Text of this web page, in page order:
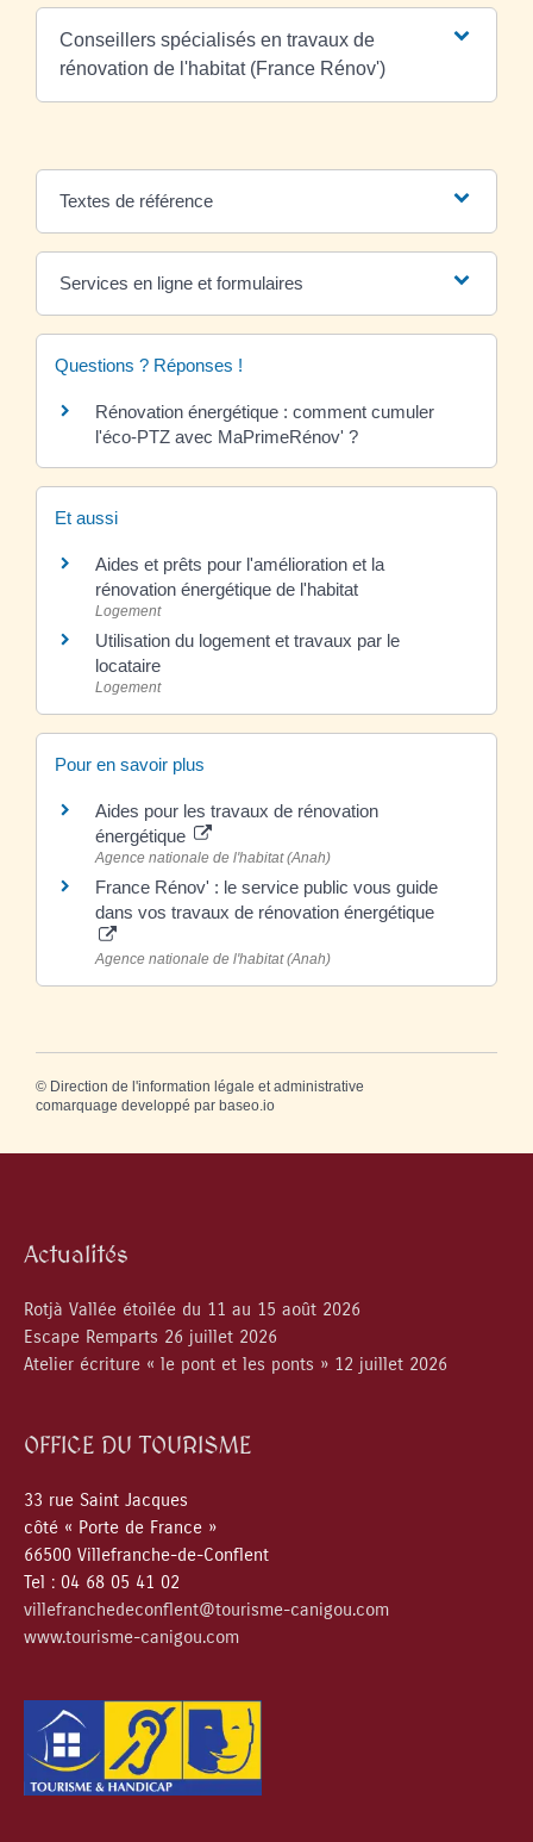
Conseillers spécialisés en travaux de
rénovation de l'habitat (France Rénov')
Textes de référence
Services en ligne et formulaires
Questions ? Réponses !
Rénovation énergétique : comment cumuler
l'éco-PTZ avec MaPrimeRénov' ?
Et aussi
Aides et prêts pour l'amélioration et la
rénovation énergétique de l'habitat
Logement
Utilisation du logement et travaux par le
locataire
Logement
Pour en savoir plus
Aides pour les travaux de rénovation
énergétique
Agence nationale de l'habitat (Anah)
France Rénov' : le service public vous guide
dans vos travaux de rénovation énergétique
Agence nationale de l'habitat (Anah)
© Direction de l'information légale et administrative
comarquage developpé par baseo.io
Actualités
Rotjà Vallée étoilée du 11 au 15 août 2026
Escape Remparts 26 juillet 2026
Atelier écriture « le pont et les ponts » 12 juillet 2026
OFFICE DU TOURISME
33 rue Saint Jacques
côté « Porte de France »
66500 Villefranche-de-Conflent
Tel : 04 68 05 41 02
villefranchedeconflent@tourisme-canigou.com
www.tourisme-canigou.com